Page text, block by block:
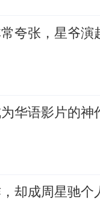
夸张，星爷演
华语影片的神
却成周星驰个